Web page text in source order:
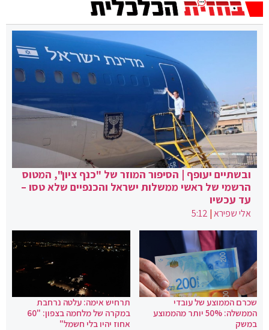
ובשתיים יעופף | הסיפור המוזר של "כנף ציון", המטוס
הרשמי של ראשי ממשלות ישראל והכנפיים שלא טסו –
עד עכשיו
אלי שפירא|
5:12
שכרם הממוצע של עובדי
הממשלה: 50% יותר מהממוצע
במשק
תרחיש אימה: עלטה נרחבת
במקרה של מלחמה בצפון: "60
אחוז יהיו בלי חשמל"